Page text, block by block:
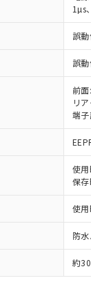
1µs
誤
誤
前
リ
端
使
保
使
防
約
期状況および標準
引先、またはお客
御機器販売店・当
制御機器販売店や
販売ネットワーク
および標準価格結
諾なく第三者に漏
ようお願いします
ツ機能（部品リス
ご利用いただく
ズにご登録されて
当ウェブサイト上
た部品リストにつ
社の共同利用者が
ビスに関するお客
に必要な範囲で利
DOP) 1000ppm以下、
） 1000ppm以下、フタ
以下、フタル酸ジイ
類の４物質については
ことを確認しています。
替え状況などに
とがあります。
明書ダウンロ
証明書をダウンロ
チル) : 1000ppm、
、 BBP(フタル酸
ス(2-エチルヘキシル)) :
用期限
質（10物質）の
ることを示します。
使用状況下にお
えいし、環境に深
を意味します。
認です。当社販売
い。
するなど、違法に
要な手段を講じま
兵器、生物兵器ま
にこれらの製造装
貴社製品を第三者
上記1、2および3
に通知します。ま
よび販売に係わる
するおそれがある
いたしません。
キ
数には満たないが
なし(最新の在庫
は、お客様のお取
お客様担当のオム
販売店・当社販売
生産機種、また在
を公開していない